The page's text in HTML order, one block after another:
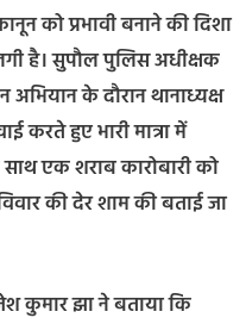
को प्रभावी बनाने की दिशा
है। सुपौल पुलिस अधीक्षक
के दौरान थानाध्यक्ष
करते हुए भारी मात्रा में
एक शराब कारोबारी को
की देर शाम की बताई जा
कुमार झा ने बताया कि